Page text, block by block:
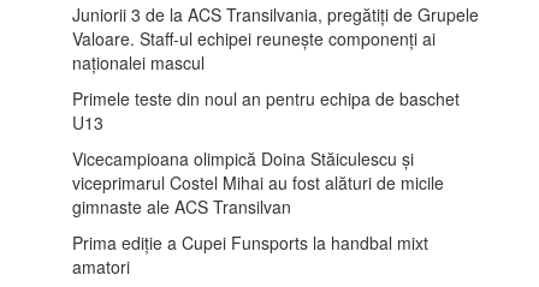
Juniorii 3 de la ACS Transilvania, pregătiți de Grupele
Valoare. Staff-ul echipei reunește componenți ai
naționalei mascul
Primele teste din noul an pentru echipa de baschet
U13
Vicecampioana olimpică Doina Stăiculescu și
viceprimarul Costel Mihai au fost alături de micile
gimnaste ale ACS Transilvan
Prima ediție a Cupei Funsports la handbal mixt
amatori